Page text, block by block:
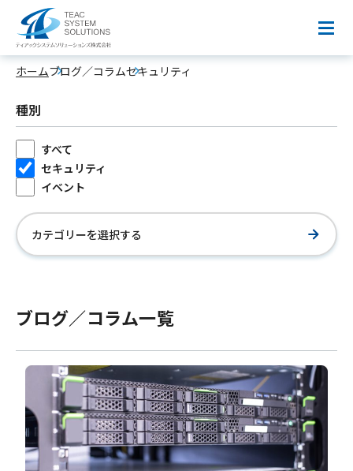
ブログ／コラム
最新のITトレンドや実用的な技術情報を、専門家が
ホームブログ／コラムセキュリティ
種別
すべて
セキュリティ
イベント
カテゴリーを選択する
ブログ／コラム一覧